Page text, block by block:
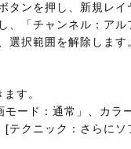
タンを押し、新規レイ
、「チャンネル：アル
選択範囲を解除します
す。
モード：通常」、カ
テクニック：さらに